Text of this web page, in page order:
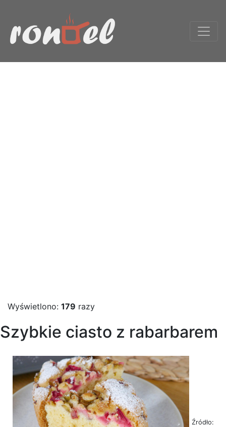
Wyświetlono: 179 razy
Szybkie ciasto z rabarbarem
Źródło: